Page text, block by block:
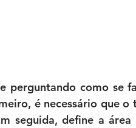
perguntando como se
é necessário que
seguida, define a